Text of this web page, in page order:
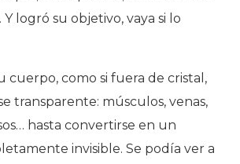
Y logró su objetivo, vaya si lo
cuerpo, como si fuera de cristal,
transparente: músculos, venas,
hasta convertirse en un
invisible. Se podía ver a